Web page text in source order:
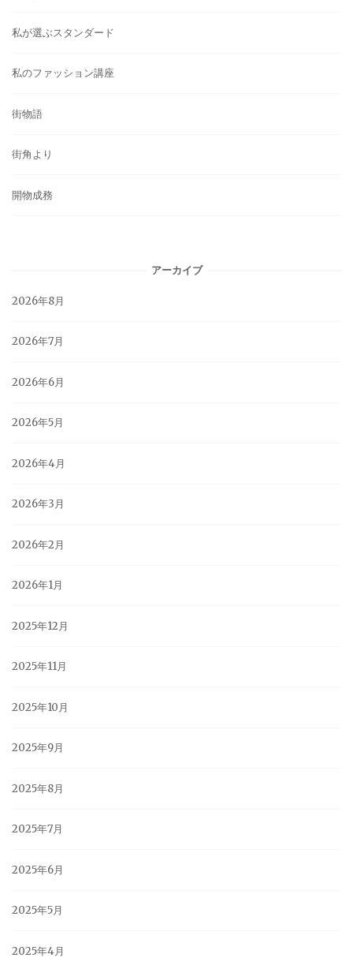
私が選ぶスタンダード
私のファッション講座
街物語
街角より
開物成務
アーカイブ
2026年8月
2026年7月
2026年6月
2026年5月
2026年4月
2026年3月
2026年2月
2026年1月
2025年12月
2025年11月
2025年10月
2025年9月
2025年8月
2025年7月
2025年6月
2025年5月
2025年4月